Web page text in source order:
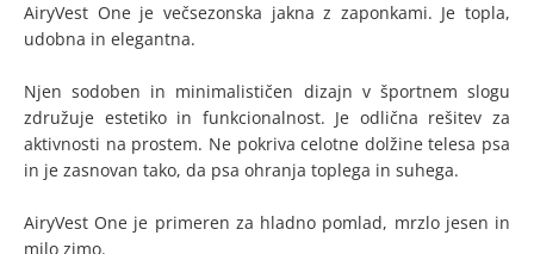
AiryVest One je večsezonska jakna z zaponkami. Je topla,
udobna in elegantna.
Njen sodoben in minimalističen dizajn v športnem slogu
združuje estetiko in funkcionalnost. Je odlična rešitev za
aktivnosti na prostem. Ne pokriva celotne dolžine telesa psa
in je zasnovan tako, da psa ohranja toplega in suhega.
AiryVest One je primeren za hladno pomlad, mrzlo jesen in
milo zimo.